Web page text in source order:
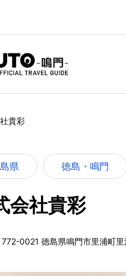
貴彩
県 徳島・鳴門
会社貴彩
772-0021 徳島県鳴門市里浦町